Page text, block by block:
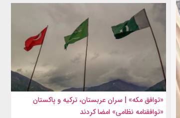
«توافق مکه» | سران عربستان، ترکیه و پاکستان
«توافقنامه نظامی» امضا کردند